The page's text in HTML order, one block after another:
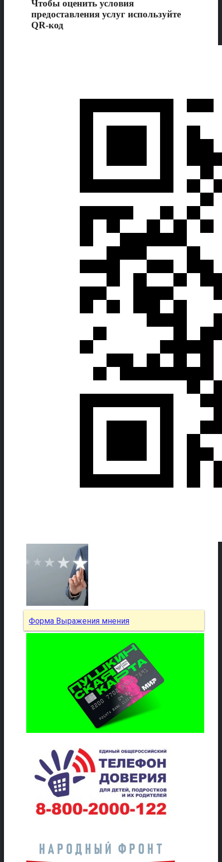
Чтобы оценить условия
предоставления услуг используйте
QR-код
Форма Выражения мнения